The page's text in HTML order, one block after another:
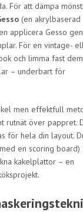
För att dämpa
(en akrylbaserad
applicera Gesso
För en vintage-
och limma fast
– underbart för
men effektfull
rutnät över pappret.
för hela din layout.
en scoring board)
kakelplattor – en